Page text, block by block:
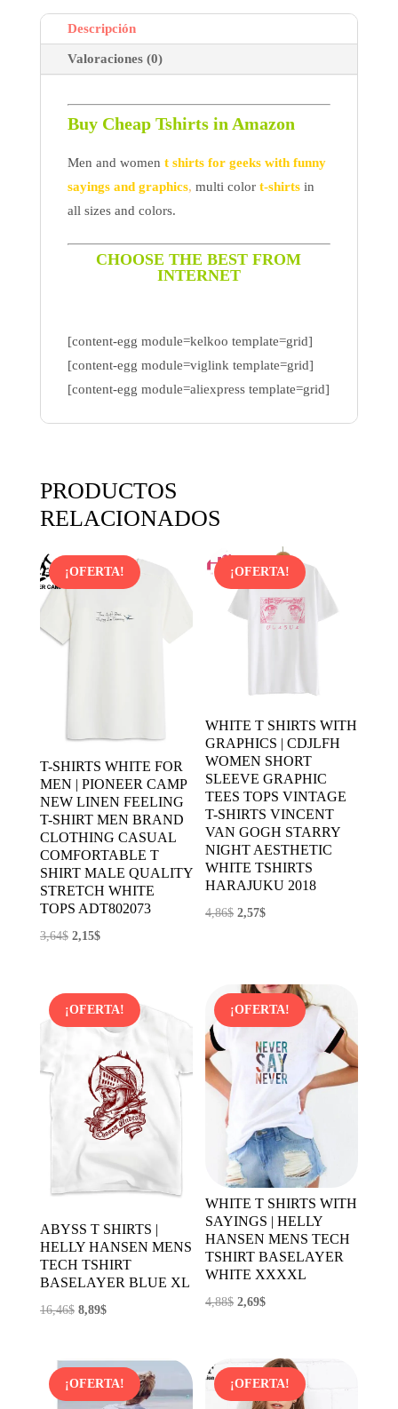
Descripción
Valoraciones (0)
Buy Cheap Tshirts in Amazon
Men and women t shirts for geeks with funny
sayings and graphics, multi color t-shirtsin
all sizes and colors.
CHOOSE THE BEST FROM
INTERNET
[content-egg module=kelkoo template=grid]
[content-egg module=viglink template=grid]
[content-egg module=aliexpress template=grid]
PRODUCTOS
RELACIONADOS
¡OFERTA!
T-SHIRTS WHITE FOR
MEN | PIONEER CAMP
NEW LINEN FEELING
T-SHIRT MEN BRAND
CLOTHING CASUAL
COMFORTABLE T
SHIRT MALE QUALITY
STRETCH WHITE
TOPS ADT802073
3,64$ El
era:
3,64$.
2,15$El
es:
2,15$.
¡OFERTA!
WHITE T SHIRTS WITH
GRAPHICS | CDJLFH
WOMEN SHORT
SLEEVE GRAPHIC
TEES TOPS VINTAGE
T-SHIRTS VINCENT
VAN GOGH STARRY
NIGHT AESTHETIC
WHITE TSHIRTS
HARAJUKU 2018
4,86$ El
4,86$.
2,57$El
2,57$.
¡OFERTA!
ABYSS T SHIRTS |
HELLY HANSEN MENS
TECH TSHIRT
BASELAYER BLUE XL
16,46$ El
era:
16,46$.
8,89$El
es:
8,89$.
¡OFERTA!
WHITE T SHIRTS WITH
SAYINGS | HELLY
HANSEN MENS TECH
TSHIRT BASELAYER
WHITE XXXXL
4,88$ El
era:
2,69$El
es:
¡OFERTA! ¡OFERTA!